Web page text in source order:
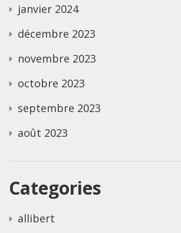
janvier 2024
décembre 2023
novembre 2023
octobre 2023
septembre 2023
août 2023
Categories
allibert